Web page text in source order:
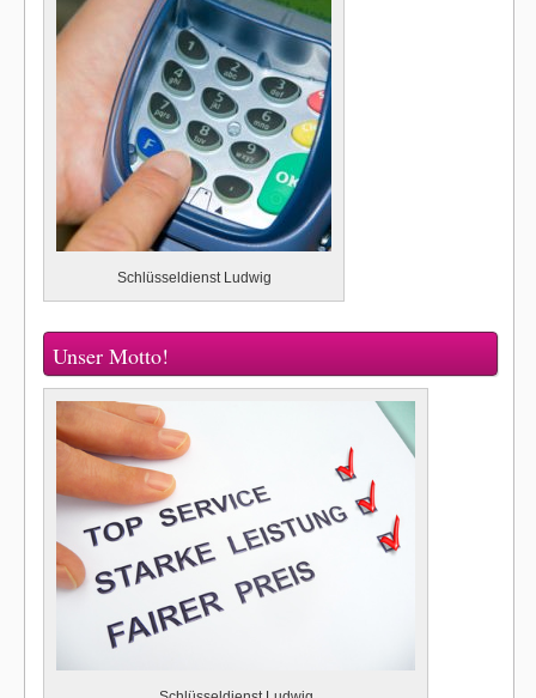
Schlüsseldienst Ludwig
Unser Motto!